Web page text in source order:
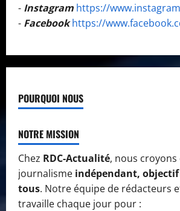
- Instagram https://
- Facebook https://
POURQUOI NOUS
NOTRE MISSION
Chez RDC-Actualité, nous croyons
journalisme indépendant, objectif
tous. Notre équipe de rédacteurs
travaille chaque jour pour :